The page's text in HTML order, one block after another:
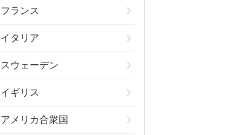
フランス
イタリア
スウェーデン
イギリス
アメリカ合衆国